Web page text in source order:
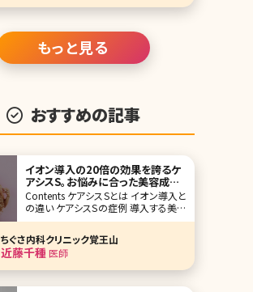
す。かや先生の「美の秘訣」や、信頼でき
くさんの後編、
もっと見る
おすすめの記事
イオン導入の20倍の効果を誇るケ
アシスS。お悩みに合った美容成分
も紹介
Contents ケアシスSとは イオン導入と
の違い ケアシスSの症例 導入する美容
成分の選び方 ケアシスSとはエレクト
ロポレーションという美容成分を導入
する施術です。 似たような導入の施術
だとイオン導入がありますが、ケアシス
Sはその20倍もの高い効果があると言
ちぐさ内科クリニック覚王山
近藤千種 医師